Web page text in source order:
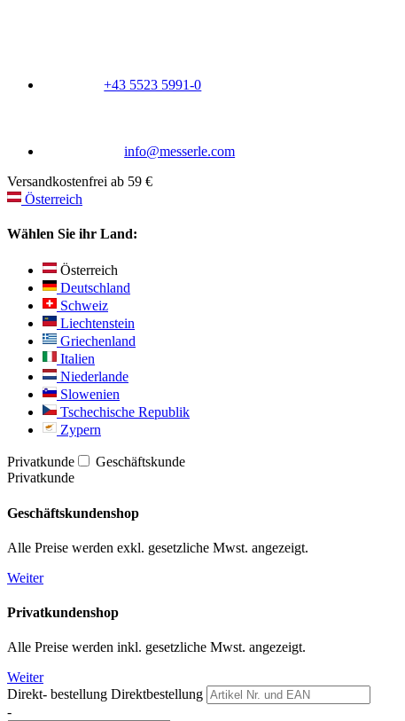
+43 5523 5991-0
info@messerle.com
Versandkostenfrei ab 59 €
Österreich
Wählen Sie ihr Land:
Österreich
Deutschland
Schweiz
Liechtenstein
Griechenland
Italien
Niederlande
Slowenien
Tschechische Republik
Zypern
Privatkunde
Geschäftskunde
Privatkunde
Geschäftskundenshop
Alle Preise werden exkl. gesetzliche Mwst. angezeigt.
Weiter
Privatkundenshop
Alle Preise werden inkl. gesetzliche Mwst. angezeigt.
Weiter
Direkt- bestellung Direktbestellung
-